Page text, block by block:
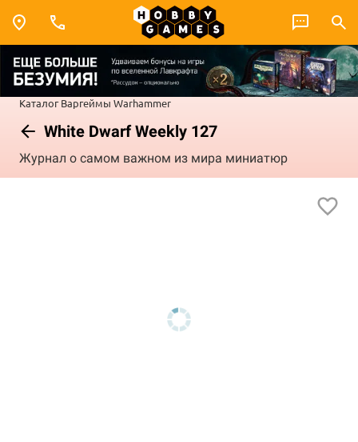
Каталог Варгеймы Warhammer
White Dwarf Weekly 127
Журнал о самом важном из мира миниатюр